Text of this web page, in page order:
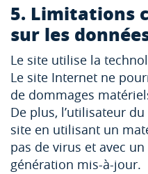
5. Limitations
sur les
Le site utilise la
Le site Internet ne
de dommages
De plus, l’utilisateur du
site en utilisant un
pas de virus et avec
génération mis-à-jour.